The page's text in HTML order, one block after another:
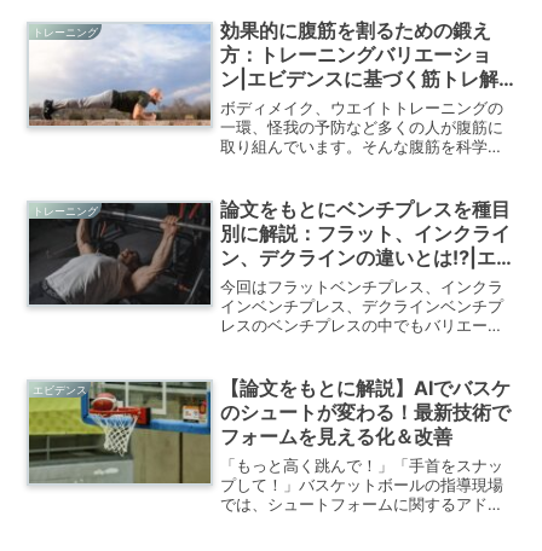
広く関心を集めるテーマです。時間効
率、回復、ボリューム管...
トレーニング
効果的に腹筋を割るための鍛え
方：トレーニングバリエーショ
ン|エビデンスに基づく筋トレ解
説
ボディメイク、ウエイトトレーニングの
一環、怪我の予防など多くの人が腹筋に
取り組んでいます。そんな腹筋を科学的
ョンについてです。
トレーニング
論文をもとにベンチプレスを種目
別に解説：フラット、インクライ
ン、デクラインの違いとは⁉|エ
ビデンス基づく筋トレ解説
今回はフラットベンチプレス、インクラ
インベンチプレス、デクラインベンチプ
レスのベンチプレスの中でもバリエーシ
エビデンス
【論文をもとに解説】AIでバスケ
のシュートが変わる！最新技術で
フォームを見える化＆改善
「もっと高く跳んで！」「手首をスナッ
プして！」バスケットボールの指導現場
では、シュートフォームに関するアドバ